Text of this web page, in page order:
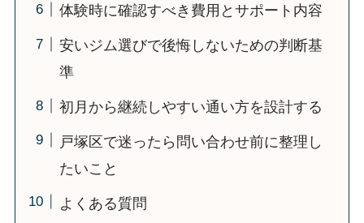
体験時に確認すべき費用とサポート内容
安いジム選びで後悔しないための判断基
準
初月から継続しやすい通い方を設計する
戸塚区で迷ったら問い合わせ前に整理し
たいこと
よくある質問